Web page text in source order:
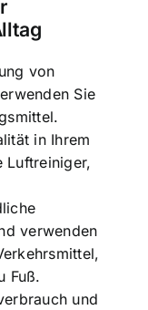
von
Sie
in Ihrem
Luftreiniger,
verwenden
Fuß.
und